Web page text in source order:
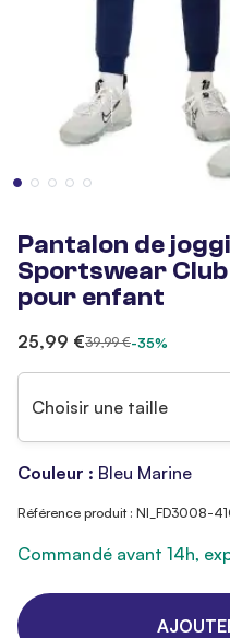
Pantalon de
Sportswear
pour enfant
25,99 €39,99 €-35%
Choisir une taille
Couleur : Bleu Marine
Référence produit : NI_FD3008-
Commandé avant 14h,